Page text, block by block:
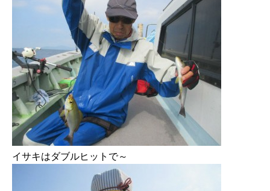
イサキはダブルヒットで～